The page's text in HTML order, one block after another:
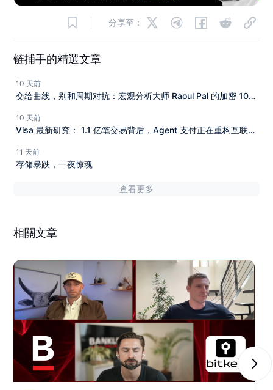
分享至：
链捕手的精選文章
10 天前
交给曲线，别和周期对抗：宏观分析大师 Raoul Pal 的加密 10
10 天前
Visa 最新研究： 1.1 亿笔交易背后，Agent 支付正在重构互联网
11 天前
存储暴跌，一夜惊魂
查看更多
相關文章